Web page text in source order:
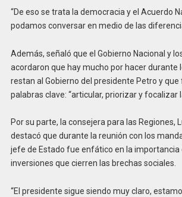
“De eso se trata la democracia y el Acuerdo
podamos conversar en medio de las
Además, señaló que el Gobierno Nacional y
acordaron que hay mucho por hacer durante
restan al Gobierno del presidente Petro y que
palabras clave: “articular, priorizar y focalizar
Por su parte, la consejera para las Regiones,
destacó que durante la reunión con los
jefe de Estado fue enfático en la importancia
inversiones que cierren las brechas sociales.
“El presidente sigue siendo muy claro,